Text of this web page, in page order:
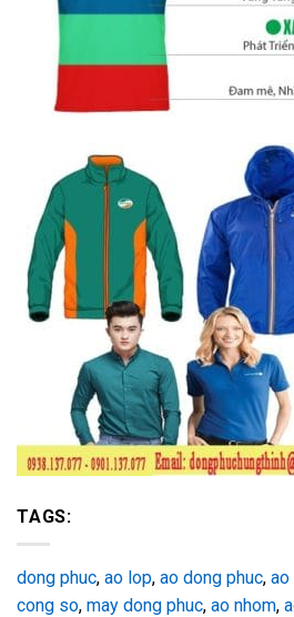
TAGS:
dong phuc, ao lop, ao dong phuc, ao
cong so, may dong phuc, ao nhom,